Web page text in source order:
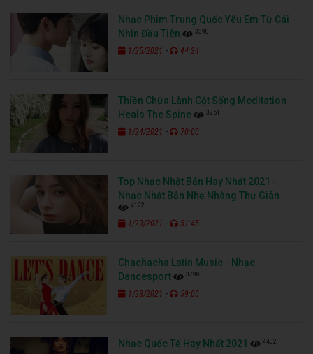
Nhạc Phim Trung Quốc Yêu Em Từ Cái
Nhìn Đầu Tiên
3390
1/25/2021 - 44:34
Thiền Chữa Lành Cột Sống Meditation
Heals The Spine
3261
1/24/2021 - 70:00
Top Nhạc Nhật Bản Hay Nhất 2021 -
Nhạc Nhật Bản Nhẹ Nhàng Thư Giãn
4122
1/23/2021 - 51:45
Chachacha Latin Music - Nhạc
Dancesport
3798
1/23/2021 - 59:00
Nhạc Quốc Tế Hay Nhất 2021 4402